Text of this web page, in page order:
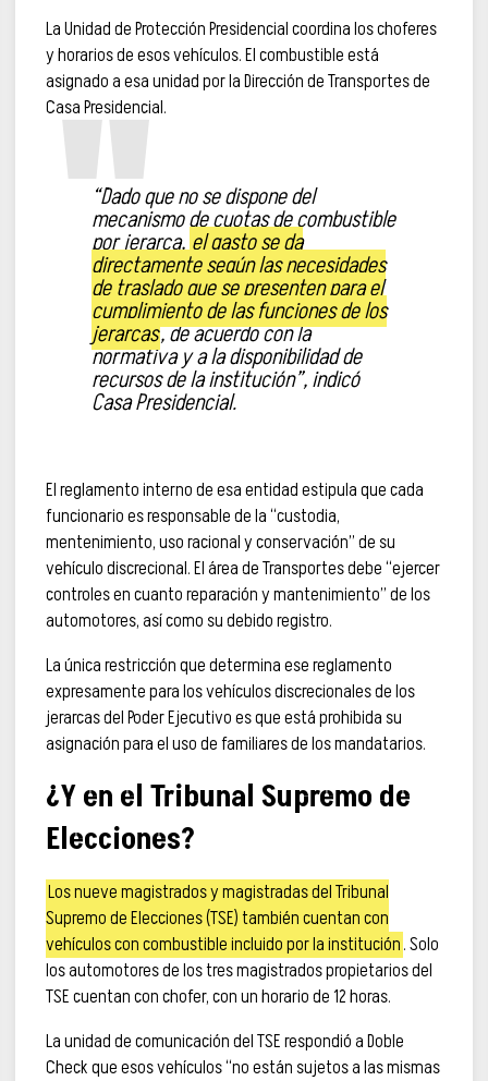
La Unidad de Protección Presidencial coordina los choferes
y horarios de esos vehículos. El combustible está
asignado a esa unidad por la Dirección de Transportes de
Casa Presidencial.
“Dado que no se dispone del
mecanismo de cuotas de combustible
por jerarca,el gasto se da
directamente según las necesidades
de traslado que se presenten para el
cumplimiento de las funciones de los
jerarcas, de acuerdo con la
normativa y a la disponibilidad de
recursos de la institución”, indicó
Casa Presidencial.
El reglamento interno de esa entidad estipula que cada
funcionario es responsable de la “custodia,
mentenimiento, uso racional y conservación” de su
vehículo discrecional. El área de Transportes debe “ejercer
controles en cuanto reparación y mantenimiento” de los
automotores, así como su debido registro.
La única restricción que determina ese reglamento
expresamente para los vehículos discrecionales de los
jerarcas del Poder Ejecutivo es que está prohibida su
asignación para el uso de familiares de los mandatarios.
¿Y en el Tribunal Supremo de
Elecciones?
Los nueve magistrados y magistradas del Tribunal
Supremo de Elecciones (TSE) también cuentan con
vehículos con combustible incluido por la institución. Solo
los automotores de los tres magistrados propietarios del
TSE cuentan con chofer, con un horario de 12 horas.
La unidad de comunicación del TSE respondió a Doble
Check que esos vehículos “no están sujetos a las mismas